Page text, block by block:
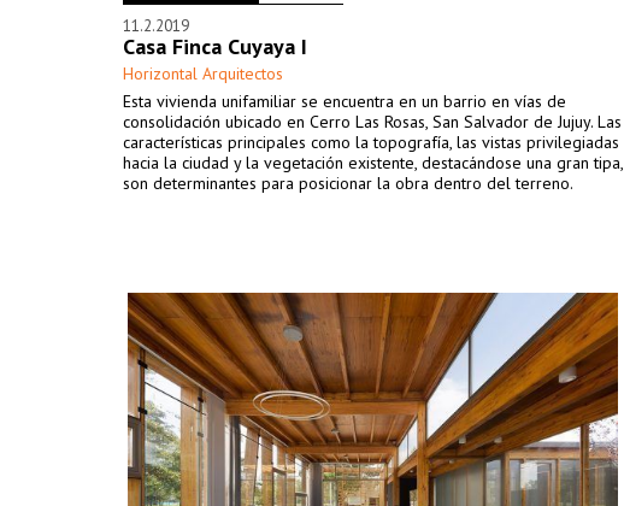
11.2.2019
Casa Finca Cuyaya I
Horizontal Arquitectos
Esta vivienda unifamiliar se encuentra en un barrio en vías de
consolidación ubicado en Cerro Las Rosas, San Salvador de Jujuy. Las
características principales como la topografía, las vistas privilegiadas
hacia la ciudad y la vegetación existente, destacándose una gran tipa,
son determinantes para posicionar la obra dentro del terreno.